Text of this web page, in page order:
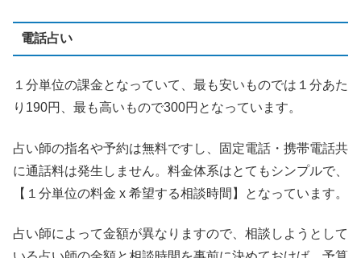
電話占い
１分単位の課金となっていて、最も安いものでは１分あた
り190円、最も高いもので300円となっています。
占い師の指名や予約は無料ですし、固定電話・携帯電話共
に通話料は発生しません。料金体系はとてもシンプルで、
【１分単位の料金 x 希望する相談時間】となっています。
占い師によって金額が異なりますので、相談しようとして